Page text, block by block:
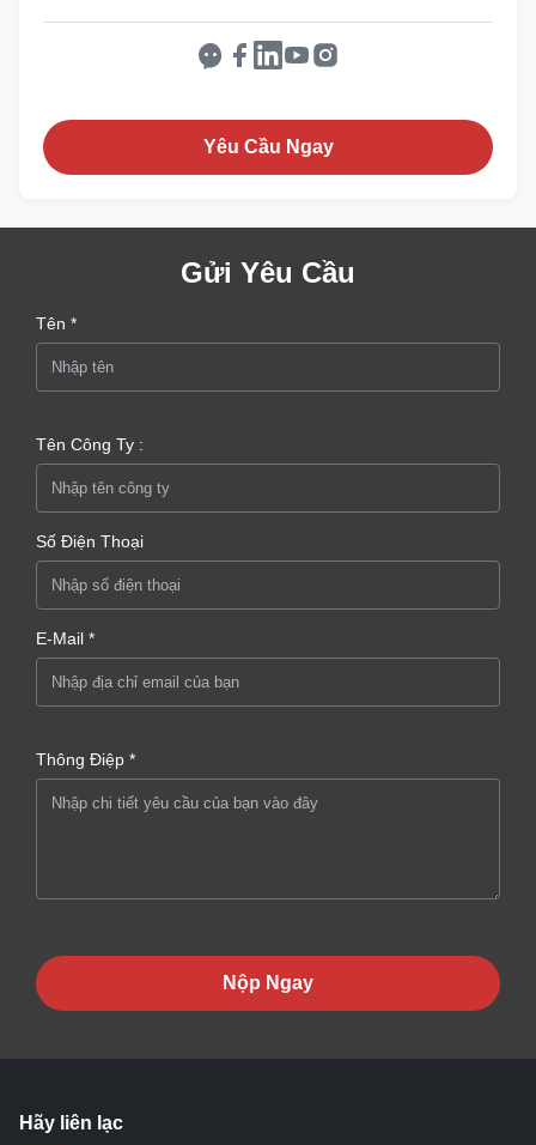
Yêu Cầu Ngay
Gửi Yêu Cầu
Tên *
Tên Công Ty :
Số Điện Thoại
E-Mail *
Thông Điệp *
Nộp Ngay
Hãy liên lạc